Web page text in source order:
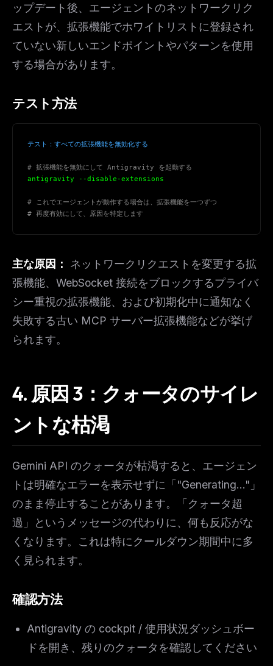
ップデート後、エージェントのネットワークリク
エストが、拡張機能でホワイトリストに登録され
ていない新しいエンドポイントやパターンを使用
する場合があります。
テスト方法
テスト：すべての拡張機能を無効化する
# 拡張機能を無効にして Antigravity を起動する
antigravity --disable-extensions
# これでエージェントが動作する場合は、拡張機能を一つずつ
# 再度有効にして、原因を特定します
主な原因：
ネットワークリクエストを変更する拡
張機能、WebSocket 接続をブロックするプライバ
シー重視の拡張機能、および初期化中に通知なく
失敗する古い MCP サーバー拡張機能などが挙げ
られます。
4. 原因 3：クォータのサイレ
ントな枯渇
Gemini API のクォータが枯渇すると、エージェン
トは明確なエラーを表示せずに「"Generating..."」
のまま停止することがあります。「クォータ超
過」というメッセージの代わりに、何も反応がな
くなります。これは特にクールダウン期間中に多
く見られます。
確認方法
Antigravity の cockpit / 使用状況ダッシュボー
ドを開き、残りのクォータを確認してください